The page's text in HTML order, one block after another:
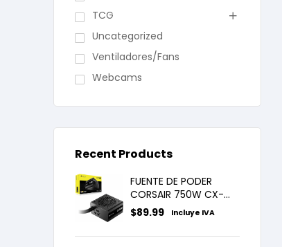
TCG
Uncategorized
Ventiladores/Fans
Webcams
Recent Products
FUENTE DE PODER
CORSAIR 750W CX-
750M 80 PLUS BRONZE
SEMI MODULAR
$89.99 Incluye IVA